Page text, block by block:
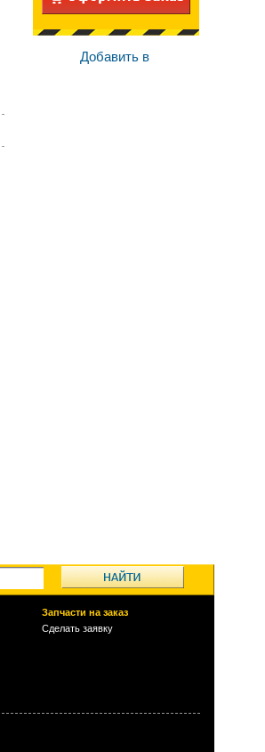
Добавить в
Запчасти на заказ
Сделать заявку